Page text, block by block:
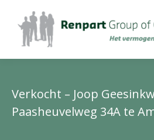
Verkocht – Joop
Paasheuvelweg 34A te